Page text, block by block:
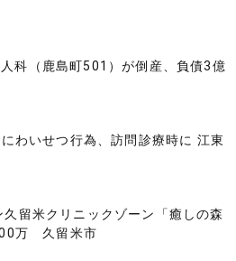
科（鹿島町501）が倒産、負債3億
わいせつ行為、訪問診療時に 江東
留米クリニックゾーン「癒しの森
万 久留米市